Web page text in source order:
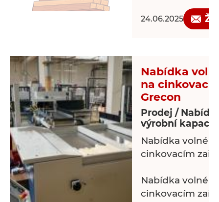
24.06.2025
Nabídka
na
Grecon
Prodej /
výrobní
Nabídka volné
cinkovacím
Nabídka volné
cinkovacím